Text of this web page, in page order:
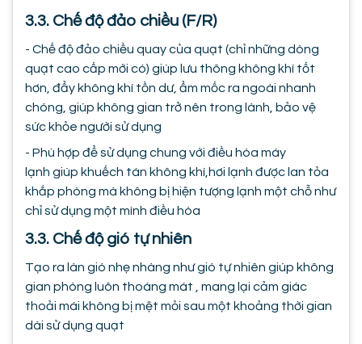
3.3. Chế độ đảo chiều (F/R)
- Chế độ đảo chiều quay của quạt (chỉ những dòng
quạt cao cấp mới có) giúp lưu thông không khí tốt
hơn, đẩy không khí tồn dư, ẩm mốc ra ngoài nhanh
chóng, giúp không gian trở nên trong lành, bảo vệ
sức khỏe người sử dụng
- Phù hợp để sử dụng chung với điều hòa máy
lạnh giúp khuếch tán không khí,hơi lạnh được lan tỏa
khắp phòng mà không bị hiện tượng lạnh một chỗ như
chỉ sử dụng một mình điều hòa
3.3. Chế độ gió tự nhiên
Tạo ra làn gió nhẹ nhàng như gió tự nhiên giúp không
gian phòng luôn thoáng mát , mang lại cảm giác
thoải mái không bị mệt mỏi sau một khoảng thời gian
dài sử dụng quạt